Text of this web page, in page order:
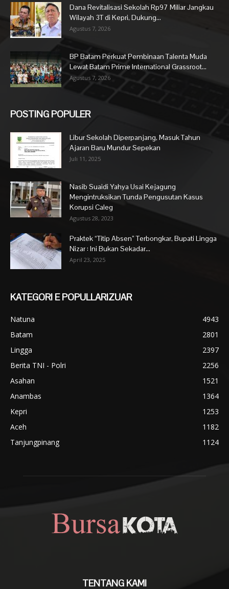
Dana Revitalisasi Sekolah Rp97 Miliar Jangkau
Wilayah 3T di Kepri, Dukung...
Agustus 7, 2026
BP Batam Perkuat Pembinaan Talenta Muda
Lewat Batam Prime International Grassroot...
Agustus 7, 2026
POSTING POPULER
Libur Sekolah Diperpanjang, Masuk Tahun
Ajaran Baru Mundur Sepekan
Juli 11, 2025
Nasib Suaidi Yahya Usai Kejagung
Mengintruksikan Tunda Pengusutan Kasus
Korupsi Caleg
Agustus 28, 2023
Praktek “Titip Absen” Terbongkar, Bupati Lingga
Nizar : Ini Bukan Sekadar...
April 23, 2025
KATEGORI E POPULLARIZUAR
Natuna
4943
Batam
2801
Lingga
2397
Berita TNI - Polri
2256
Asahan
1521
Anambas
1364
Kepri
1253
Aceh
1182
Tanjungpinang
1124
TENTANG KAMI